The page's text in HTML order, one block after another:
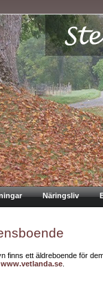
Näringsliv
finns ett äldreboende för
www.vetlanda.se